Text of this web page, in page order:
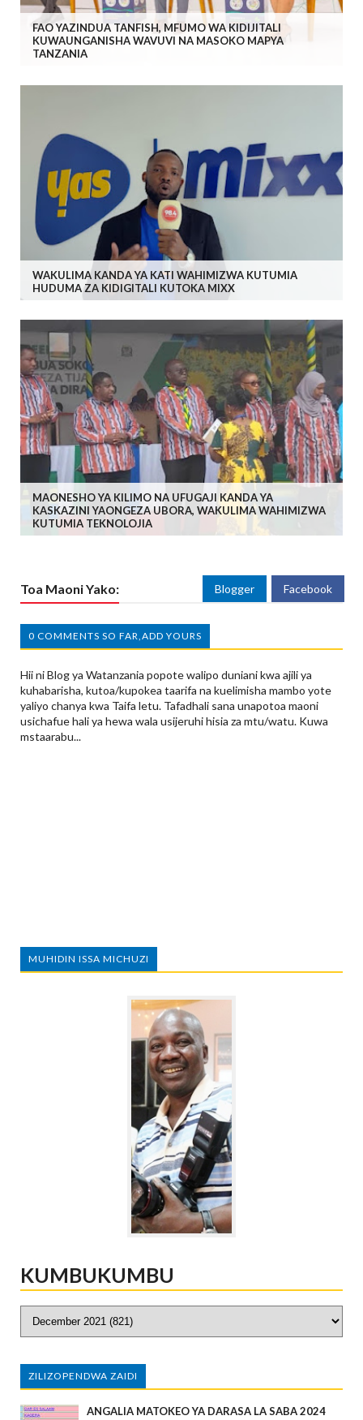
FAO YAZINDUA TANFISH, MFUMO WA KIDIJITALI
KUWAUNGANISHA WAVUVI NA MASOKO MAPYA
TANZANIA
WAKULIMA KANDA YA KATI WAHIMIZWA KUTUMIA
HUDUMA ZA KIDIGITALI KUTOKA MIXX
MAONESHO YA KILIMO NA UFUGAJI KANDA YA
KASKAZINI YAONGEZA UBORA, WAKULIMA WAHIMIZWA
KUTUMIA TEKNOLOJIA
Toa Maoni Yako: Blogger Facebook
0 COMMENTS SO FAR,ADD YOURS
Hii ni Blog ya Watanzania popote walipo duniani kwa ajili ya
kuhabarisha, kutoa/kupokea taarifa na kuelimisha mambo yote
yaliyo chanya kwa Taifa letu. Tafadhali sana unapotoa maoni
usichafue hali ya hewa wala usijeruhi hisia za mtu/watu. Kuwa
mstaarabu...
MUHIDIN ISSA MICHUZI
KUMBUKUMBU
ZILIZOPENDWA ZAIDI
ANGALIA MATOKEO YA DARASA LA SABA 2024